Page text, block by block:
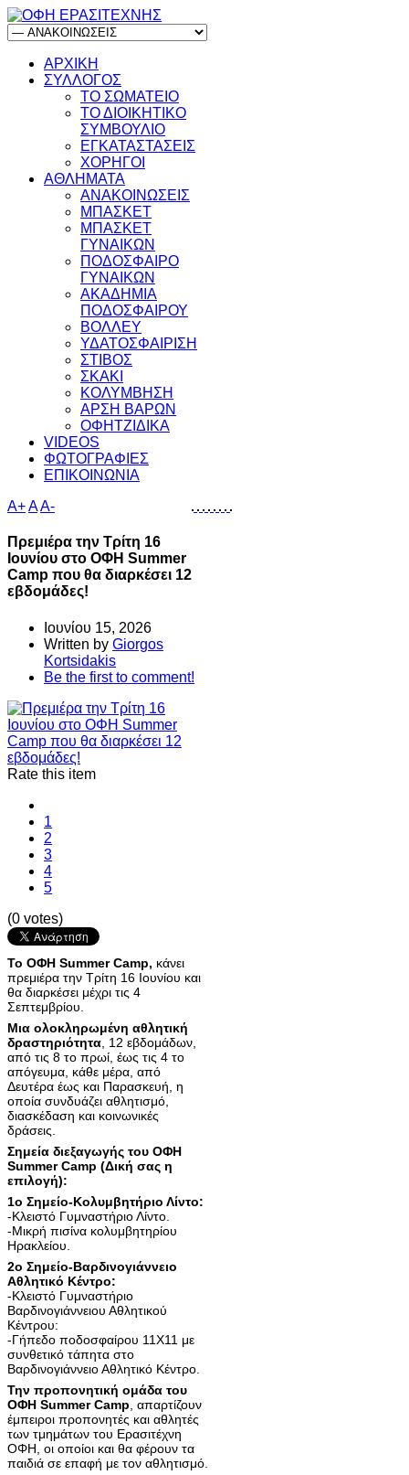
ΑΡΧΙΚΗ
ΣΥΛΛΟΓΟΣ
ΤΟ ΣΩΜΑΤΕΙΟ
ΤΟ ΔΙΟΙΚΗΤΙΚΟ
ΣΥΜΒΟΥΛΙΟ
ΕΓΚΑΤΑΣΤΑΣΕΙΣ
ΧΟΡΗΓΟΙ
ΑΘΛΗΜΑΤΑ
ΑΝΑΚΟΙΝΩΣΕΙΣ
ΜΠΑΣΚΕΤ
ΜΠΑΣΚΕΤ
ΓΥΝΑΙΚΩΝ
ΠΟΔΟΣΦΑΙΡΟ
ΓΥΝΑΙΚΩΝ
ΑΚΑΔΗΜΙΑ
ΠΟΔΟΣΦΑΙΡΟΥ
ΒΟΛΛΕΥ
ΥΔΑΤΟΣΦΑΙΡΙΣΗ
ΣΤΙΒΟΣ
ΣΚΑΚΙ
ΚΟΛΥΜΒΗΣΗ
ΑΡΣΗ ΒΑΡΩΝ
ΟΦΗΤΖΙΔΙΚΑ
VIDEOS
ΦΩΤΟΓΡΑΦΙΕΣ
ΕΠΙΚΟΙΝΩΝΙΑ
A+AA-
Πρεμιέρα την Τρίτη 16
Ιουνίου στο ΟΦΗ Summer
Camp που θα διαρκέσει 12
εβδομάδες!
Ιουνίου 15, 2026
Written by Giorgos
Kortsidakis
Be the first to comment!
Rate this item
1
2
3
4
5
(0 votes)
Το ΟΦΗ Summer Camp, κάνει
πρεμιέρα την Τρίτη 16 Ιουνίου και
θα διαρκέσει μέχρι τις 4
Σεπτεμβρίου.
Μια ολοκληρωμένη αθλητική
δραστηριότητα , 12 εβδομάδων,
από τις 8 το πρωί, έως τις 4 το
απόγευμα, κάθε μέρα, από
Δευτέρα έως και Παρασκευή, η
οποία συνδυάζει αθλητισμό,
διασκέδαση και κοινωνικές
δράσεις.
Σημεία διεξαγωγής του ΟΦΗ
Summer Camp (Δική σας η
επιλογή):
1ο Σημείο-Κολυμβητήριο Λίντο:
-Κλειστό Γυμναστήριο Λίντο.
-Μικρή πισίνα κολυμβητηρίου
Ηρακλείου.
2o Σημείο-Βαρδινογιάννειο
Αθλητικό Κέντρο:
-Κλειστό Γυμναστήριο
Βαρδινογιάννειου Αθλητικού
Κέντρου:
-Γήπεδο ποδοσφαίρου 11Χ11 με
συνθετικό τάπητα στο
Βαρδινογιάννειο Αθλητικό Κέντρο.
Την προπονητική ομάδα του
ΟΦΗ Summer Camp , απαρτίζουν
έμπειροι προπονητές και αθλητές
των τμημάτων του Ερασιτέχνη
ΟΦΗ, οι οποίοι και θα φέρουν τα
παιδιά σε επαφή με τον αθλητισμό.